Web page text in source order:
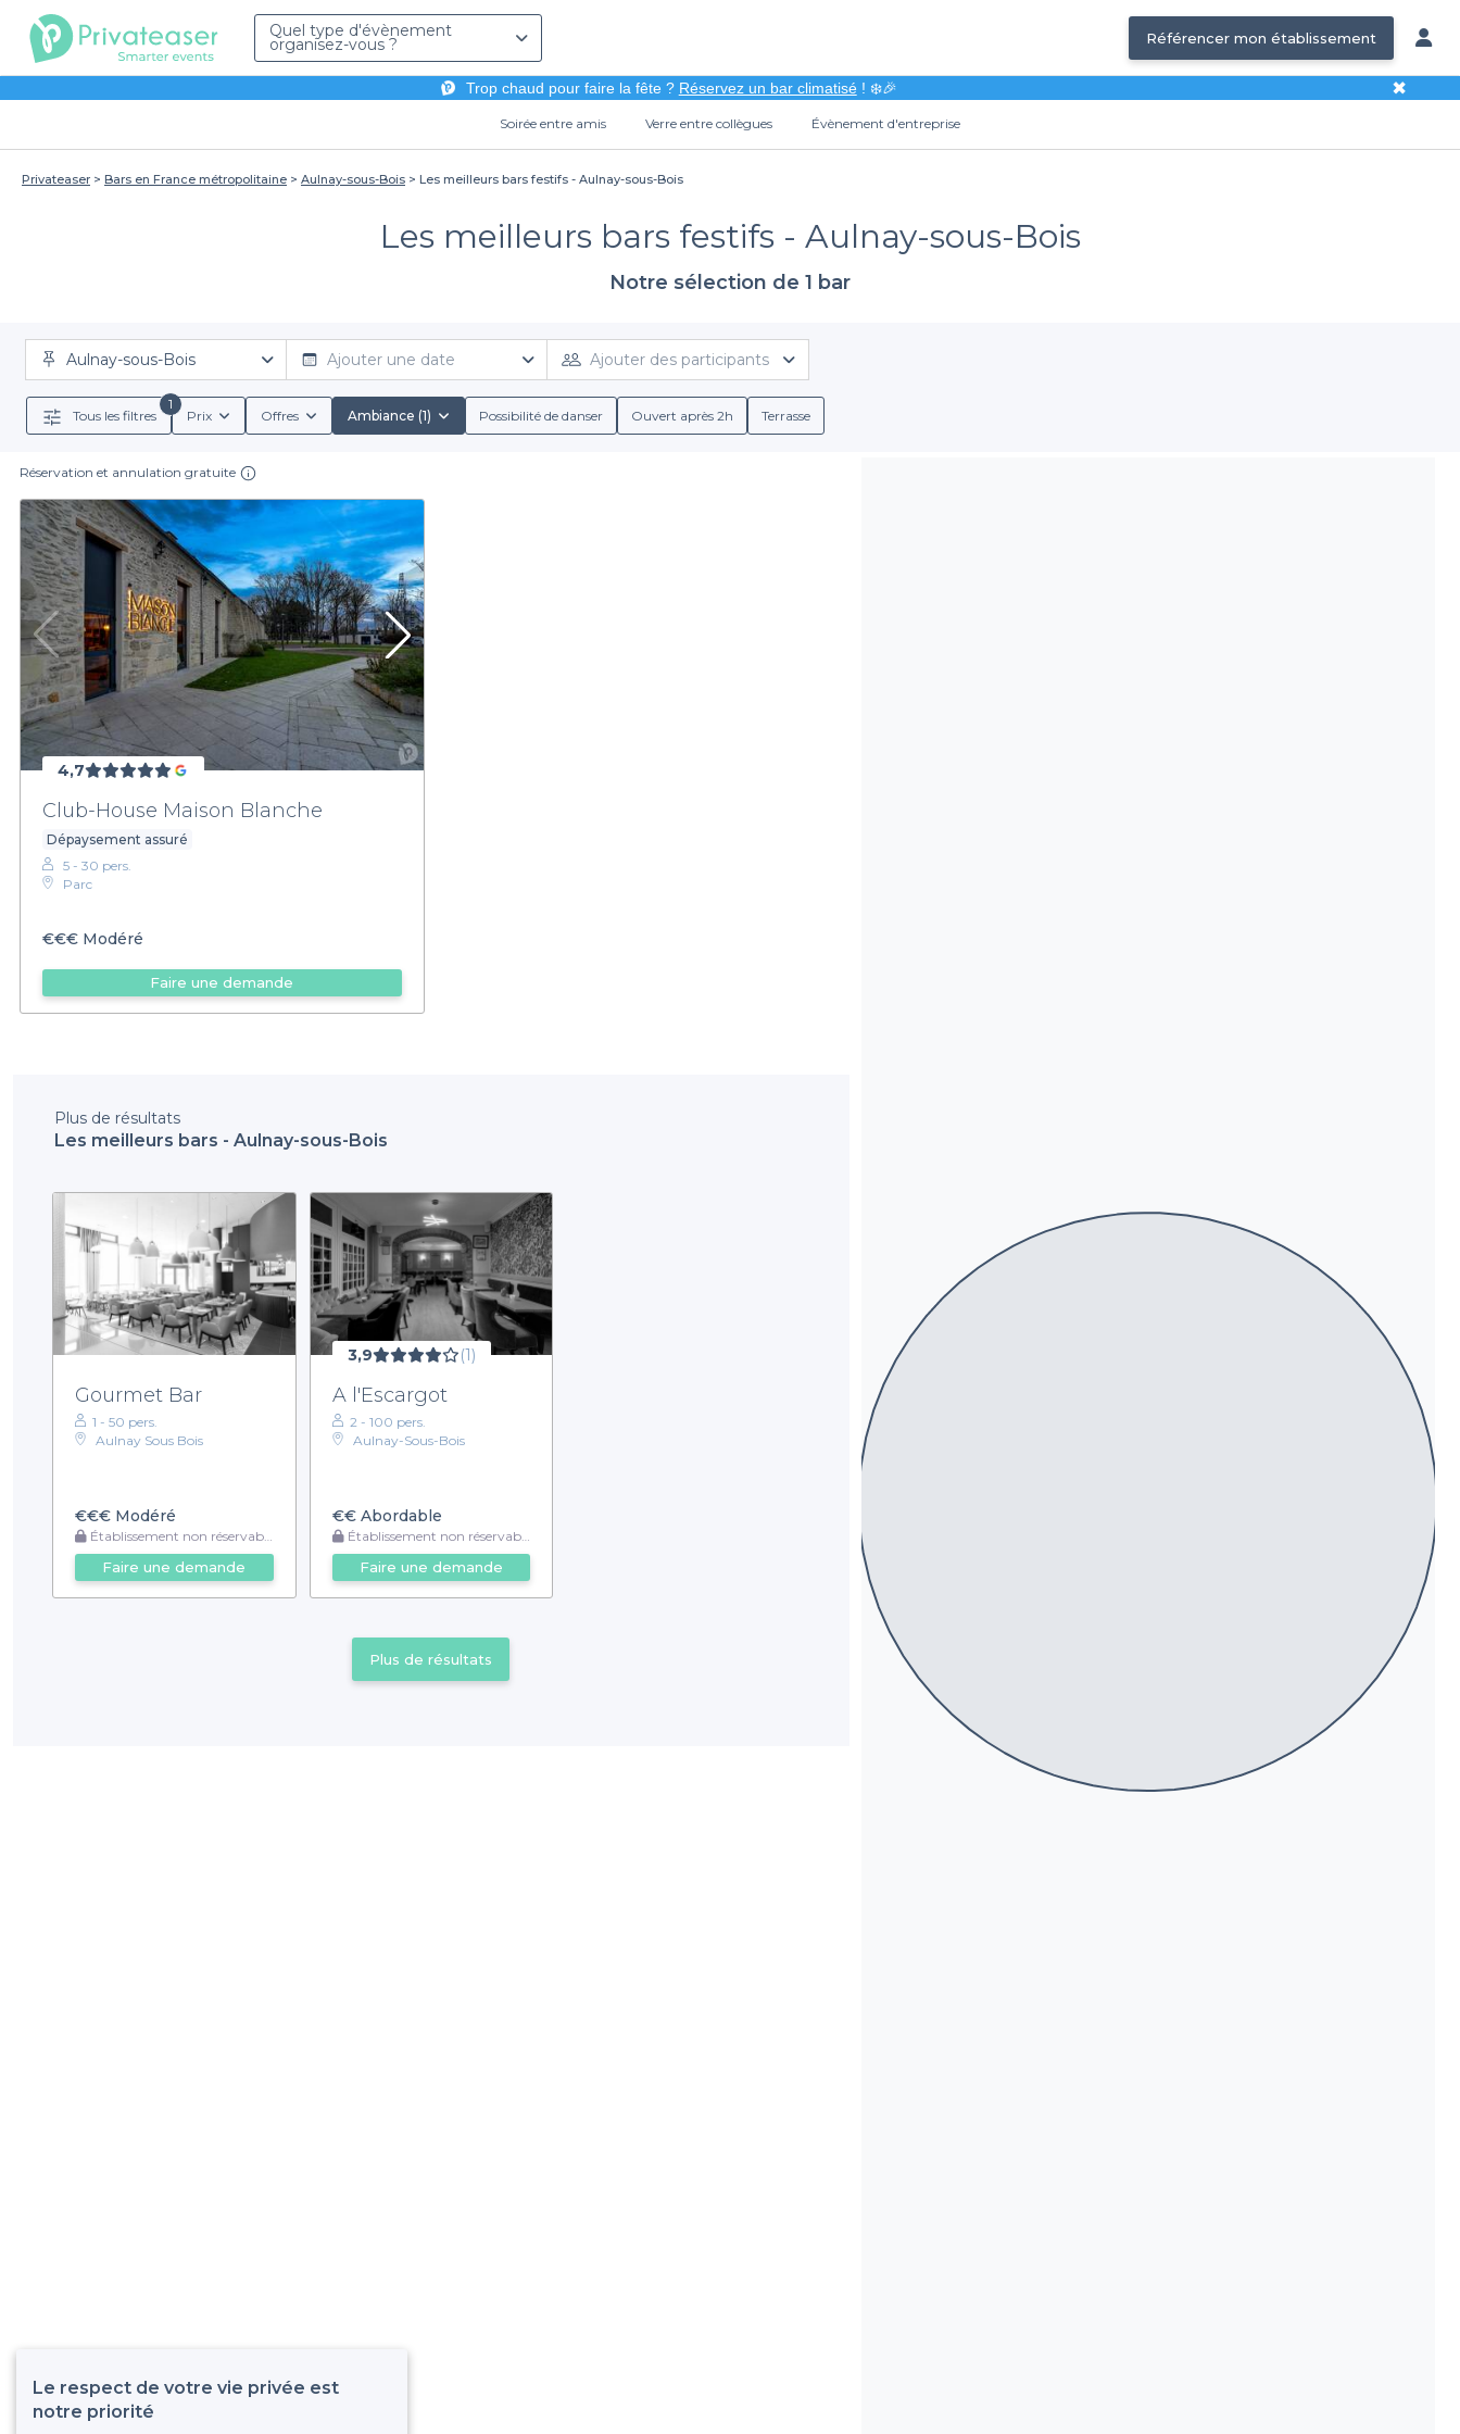
Quel type d'évènement
organisez-vous ? Référencer mon établissement
Trop chaud pour faire la fête ? Réservez un bar climatisé! ❄️🎉 ✖
Soirée entre amis Verre entre collègues Évènement d'entreprise
Privateaser Bars en France métropolitaine Aulnay-sous-Bois Les meilleurs bars festifs - Aulnay-sous-Bois
Les meilleurs bars festifs - Aulnay-sous-Bois
Notre sélection de 1 bar
Aulnay-sous-Bois Ajouter une date Ajouter des participants
Tous les filtres
1
Prix Offres Ambiance (1) Possibilité de danser Ouvert après 2h Terrasse
Réservation et annulation gratuite
4,7
Club-House Maison Blanche
Dépaysement assuré
5 - 30 pers.
Parc
€€€ Modéré
Faire une demande
Plus de résultats
Les meilleurs bars - Aulnay-sous-Bois
Gourmet Bar
1 - 50 pers.
Aulnay Sous Bois
€€€ Modéré
Établissement non réservable
Faire une demande
3,9 (1)
A l'Escargot
2 - 100 pers.
Aulnay-Sous-Bois
€€Abordable
Établissement non réservable
Faire une demande
Plus de résultats
Le respect de votre vie privée est
notre priorité